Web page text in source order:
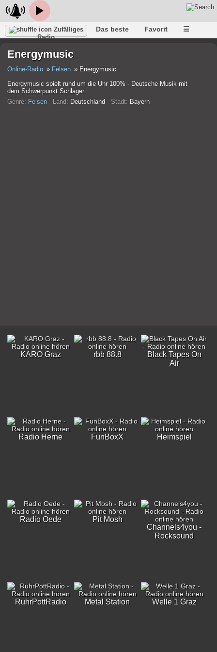
Zufälliges
Radio
Das beste Favorit ☰
Energymusic
Online-Radio Felsen
Energymusic
Energymusic spielt rund um die Uhr 100% - Deutsche Musik mit
dem Schwerpunkt Schlager
Genre: Felsen Land: Deutschland Stadt: Bayern
KARO Graz rbb 88.8
Black Tapes On
Air
Radio Herne FunBoxX Heimspiel
Radio Oede
Pit Mosh
Channels4you -
Rocksound
RuhrPottRadio Metal Station Welle 1 Graz